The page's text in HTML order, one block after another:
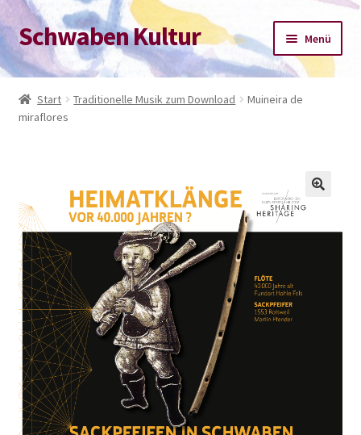
Zur
Navigation
springen
Zum
Inhalt
springen
Schwaben Kultur Menü
Start
Datenschutz-Bestimmungen
Kasse
Mein Konto
Warenkorb
Start Traditionelle Musik zum Download
Muineira de
miraflores